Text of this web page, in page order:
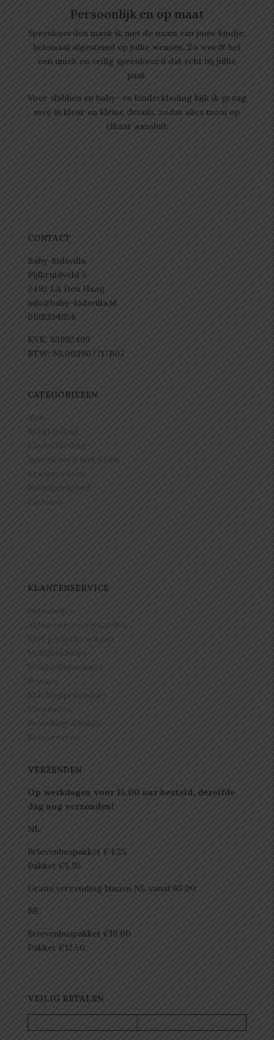
Persoonlijk en op maat
Speenkoorden maak ik met de naam van jouw kindje,
helemaal afgestemd op jullie wensen. Zo wordt het
een uniek en veilig speenkoord dat echt bij jullie
past.
Voor slabben en baby- en kinderkleding kijk ik graag
mee in kleur en kleine details, zodat alles mooi op
elkaar aansluit.
CONTACT
Baby-kidsvilla
Pijlkruidveld 5
2492 LA Den Haag
info@baby-kidsvilla.nl
0618334956
KVK: 83992499
BTW: NL003907717B07
CATEGORIEEEN
Slab
Babykleding
Kinderkleding
Speenkoord met naam
Kraamcadeau
Babyspeelgoed
Cadeaus
KLANTENSERVICE
Betaalwijze
Algemene Voorwaarden
Veel gestelde vragen
Veiligheidstips
Productinformatie
Privacy
Klachtenprocedure
Verzenden
Bestelling afhalen
Retourneren
VERZENDEN
Op werkdagen voor 15.00 uur besteld, dezelfde
dag nog verzonden!
NL:
Brievenbuspakket €4,25
Pakket €5,95
Gratis verzending binnen NL vanaf 60,00
BE:
Brievenbuspakket €10,00
Pakket €12.50.
VEILIG BETALEN